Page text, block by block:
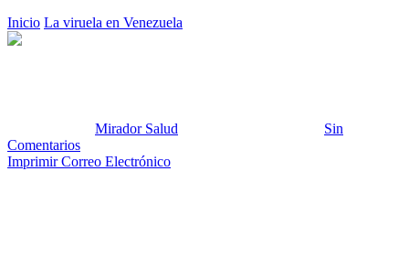
Inicio La viruela en Venezuela
Mirador Salud
Sin
Comentarios
Imprimir Correo Electrónico